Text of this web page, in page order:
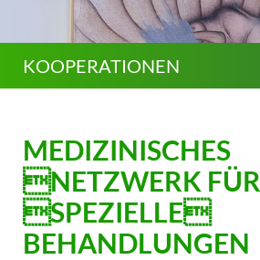
KOOPERATIONEN
MEDIZINISCHES
NETZWERK FÜR
SPEZIELLE
BEHANDLUNGEN